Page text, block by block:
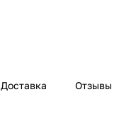
Доставка Отзывы